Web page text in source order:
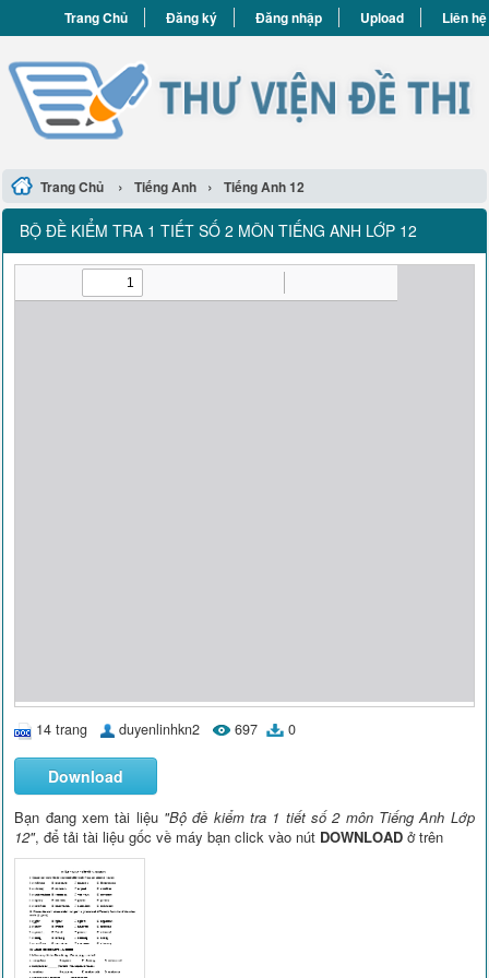
Trang Chủ Đăng ký Đăng nhập Upload Liên hệ
Trang Chủ › Tiếng Anh › Tiếng Anh 12
BỘ ĐỀ KIỂM TRA 1 TIẾT SỐ 2 MÔN TIẾNG ANH LỚP 12
14 trang duyenlinhkn2 697 0
Download
Bạn đang xem tài liệu "Bộ đề kiểm tra 1 tiết số 2 môn Tiếng Anh Lớp
12", để tải tài liệu gốc về máy bạn click vào nút DOWNLOAD ở trên